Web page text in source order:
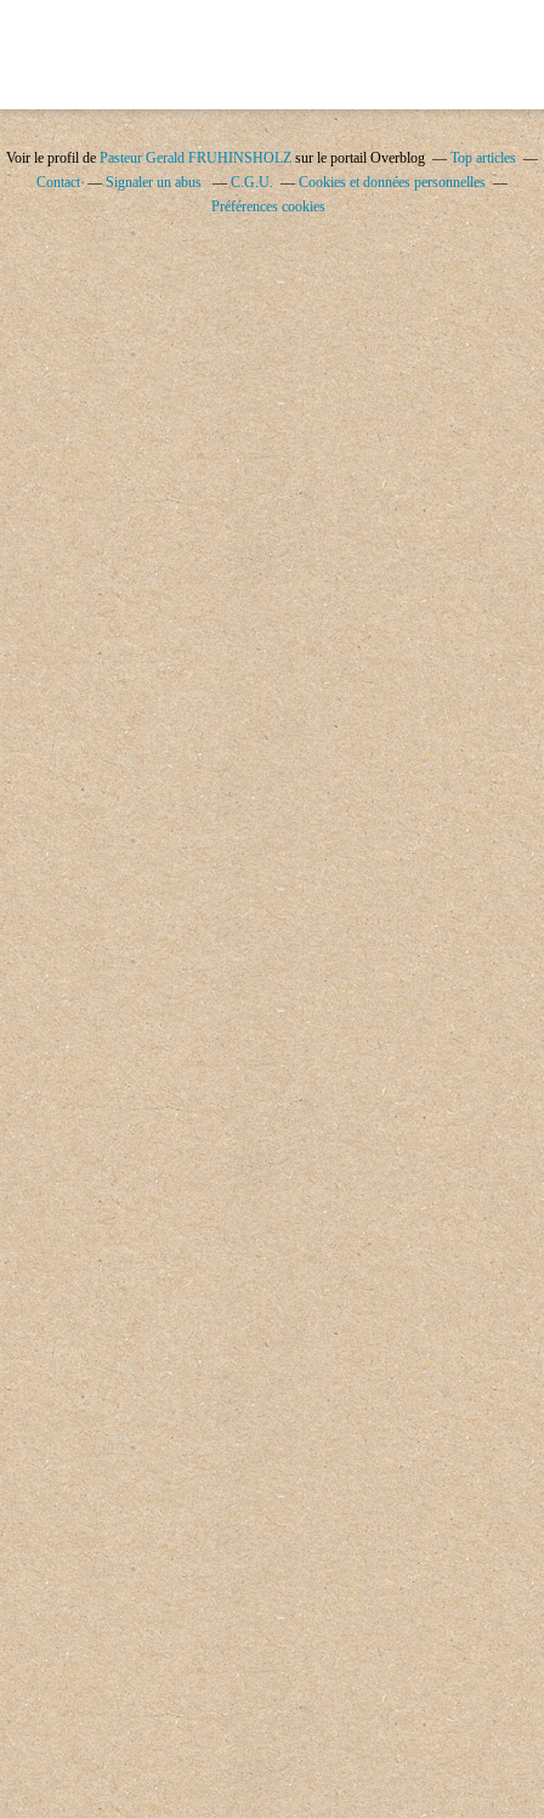
Voir le profil de Pasteur Gerald FRUHINSHOLZ sur le portail Overblog
Top articles
Contact
Signaler un abus C.G.U.
Cookies et données personnelles
Préférences cookies